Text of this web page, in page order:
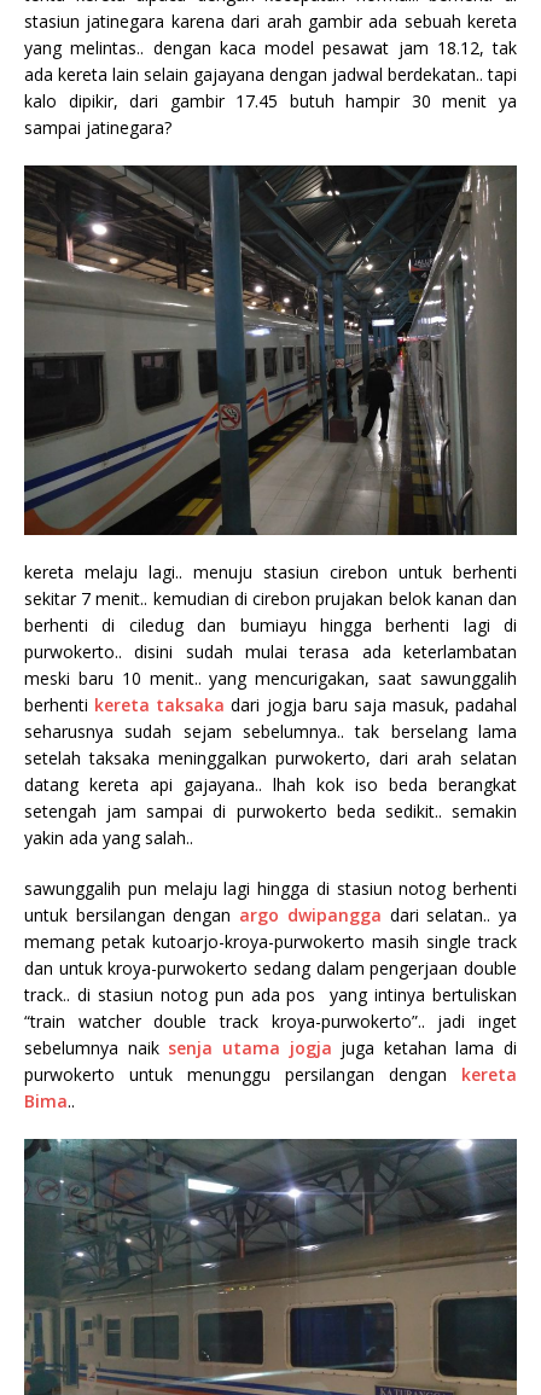
stasiun jatinegara karena dari arah gambir ada sebuah kereta
yang melintas.. dengan kaca model pesawat jam 18.12, tak
ada kereta lain selain gajayana dengan jadwal berdekatan.. tapi
kalo dipikir, dari gambir 17.45 butuh hampir 30 menit ya
sampai jatinegara?
kereta melaju lagi.. menuju stasiun cirebon untuk berhenti
sekitar 7 menit.. kemudian di cirebon prujakan belok kanan dan
berhenti di ciledug dan bumiayu hingga berhenti lagi di
purwokerto.. disini sudah mulai terasa ada keterlambatan
meski baru 10 menit.. yang mencurigakan, saat sawunggalih
berhenti kereta taksaka dari jogja baru saja masuk, padahal
seharusnya sudah sejam sebelumnya.. tak berselang lama
setelah taksaka meninggalkan purwokerto, dari arah selatan
datang kereta api gajayana.. lhah kok iso beda berangkat
setengah jam sampai di purwokerto beda sedikit.. semakin
yakin ada yang salah..
sawunggalih pun melaju lagi hingga di stasiun notog berhenti
untuk bersilangan dengan argo dwipangga dari selatan.. ya
memang petak kutoarjo-kroya-purwokerto masih single track
dan untuk kroya-purwokerto sedang dalam pengerjaan double
track.. di stasiun notog pun ada pos yang intinya bertuliskan
“train watcher double track kroya-purwokerto”.. jadi inget
sebelumnya naik senja utama jogja juga ketahan lama di
purwokerto untuk menunggu persilangan dengan kereta
Bima..